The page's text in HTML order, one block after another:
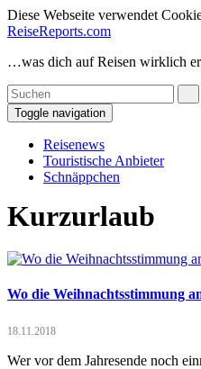
Diese Webseite verwendet
ReiseReports.com
…was dich auf Reisen wirklich
Toggle navigation
Reisenews
Touristische Anbieter
Schnäppchen
Kurzurlaub
Wo die Weihnachtsstimmung
18.11.2018
Wer vor dem Jahresende noch